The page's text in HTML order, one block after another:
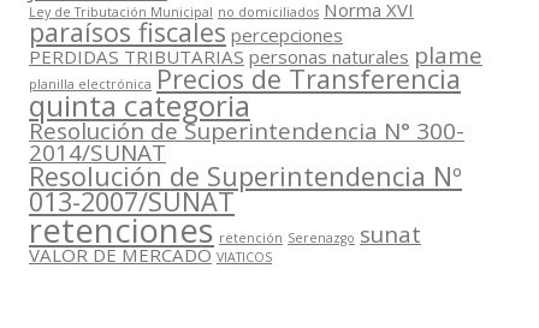
Ley de Tributación Municipal no domiciliados Norma XVI
paraísos fiscales percepciones
PERDIDAS TRIBUTARIAS personas naturales plame
planilla electrónica Precios de Transferencia
quinta categoria
Resolución de Superintendencia N° 300-
2014/SUNAT
Resolución de Superintendencia Nº
013-2007/SUNAT
retenciones retención Serenazgo sunat
VALOR DE MERCADO VIATICOS